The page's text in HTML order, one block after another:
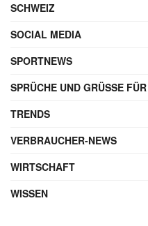
SCHWEIZ
SOCIAL MEDIA
SPORTNEWS
SPRÜCHE UND GRÜSSE
TRENDS
VERBRAUCHER-NEWS
WIRTSCHAFT
WISSEN